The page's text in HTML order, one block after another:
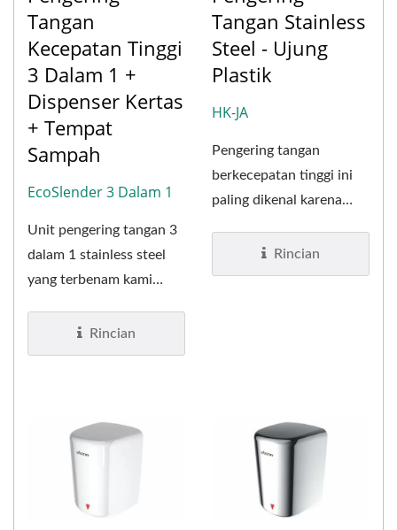
Tangan
Kecepatan Tinggi
3 Dalam 1 +
Dispenser Kertas
+ Tempat
Sampah
EcoSlender 3 Dalam 1
Unit pengering tangan 3
dalam 1 stainless steel
yang terbenam kami
handuk...
Rincian
Tangan Stainless
Steel - Ujung
Plastik
HK-JA
Pengering tangan
berkecepatan tinggi ini
paling dikenal karena
Pengering...Rincian